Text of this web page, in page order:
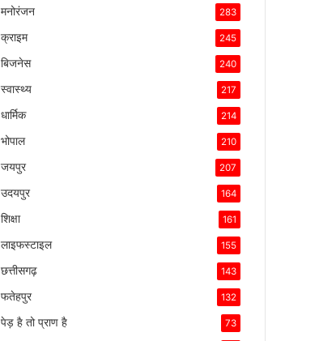
मनोरंजन 283
क्राइम 245
बिजनेस 240
स्वास्थ्य 217
धार्मिक 214
भोपाल 210
जयपुर 207
उदयपुर 164
शिक्षा 161
लाइफस्टाइल 155
छत्तीसगढ़ 143
फतेहपुर 132
पेड़ है तो प्राण है 73